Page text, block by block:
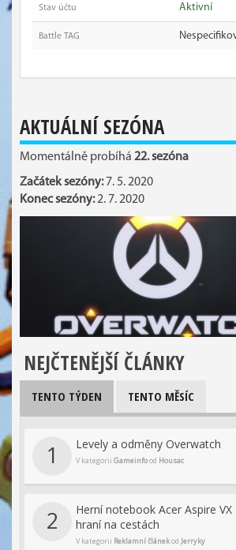
Stav účtu Aktivní
Battle TAG
AKTUÁLNÍ SEZÓNA
Momentálně probíhá 22. sezóna
Začátek sezóny:7. 5. 2020
Konec sezóny:2. 7. 2020
NEJČTENĚJŠÍ ČLÁNKY
TENTO TÝDEN TENTO MĚSÍC
1 Levely a odměny Overwatch
V kategorii Gameinfood Housac
2
Herní notebook Acer Aspire
hraní na cestách
V kategorii Reklamní článekod Jerryky